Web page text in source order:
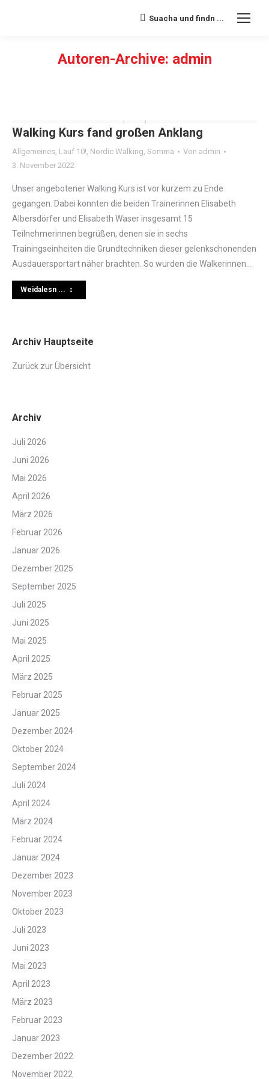
Search:
Suacha und findn ...
Autoren-Archive: admin
Walking Kurs fand großen Anklang
Allgemeines, Lauf 10!, Nordic Walking, Somma Von admin
3. November 2022
Unser angebotener Walking Kurs ist vor kurzem zu Ende
gegangen. Dabei konnten die beiden Trainerinnen Elisabeth
Albersdörfer und Elisabeth Waser insgesamt 15
Teilnehmerinnen begrüßen, denen sie in sechs
Trainingseinheiten die Grundtechniken dieser gelenkschonenden
Ausdauersportart näher brachten. So wurden die Walkerinnen…
Weidalesn ...
Archiv Hauptseite
Zurück zur Übersicht
Archiv
Juli 2026
Juni 2026
Mai 2026
April 2026
März 2026
Februar 2026
Januar 2026
Dezember 2025
September 2025
Juli 2025
Juni 2025
Mai 2025
April 2025
März 2025
Februar 2025
Januar 2025
Dezember 2024
Oktober 2024
September 2024
Juli 2024
April 2024
März 2024
Februar 2024
Januar 2024
Dezember 2023
November 2023
Oktober 2023
Juli 2023
Juni 2023
Mai 2023
April 2023
März 2023
Februar 2023
Januar 2023
Dezember 2022
November 2022